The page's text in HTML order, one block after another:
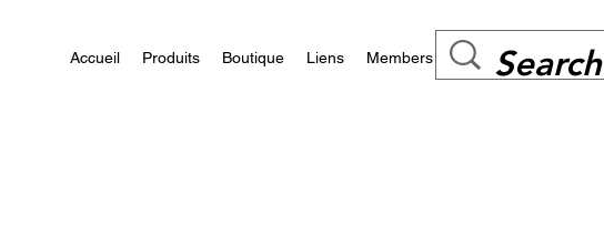
Accueil Produits Boutique Liens Members